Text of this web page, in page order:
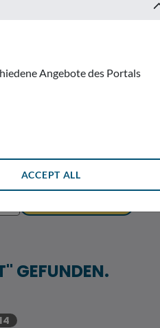
staatlichen Behörden und
Angebote des Portals
ACCEPT ALL